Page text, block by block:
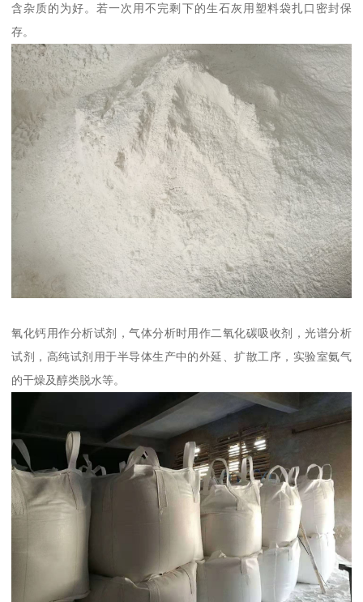
含杂质的为好。若一次用不完剩下的生石灰用塑料袋扎口密封保
存。
氧化钙用作分析试剂，气体分析时用作二氧化碳吸收剂，光谱分析
试剂，高纯试剂用于半导体生产中的外延、扩散工序，实验室氨气
的干燥及醇类脱水等。